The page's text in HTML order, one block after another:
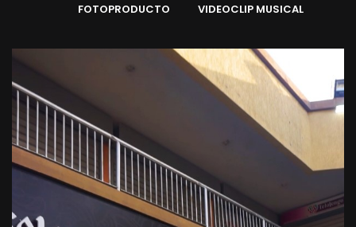
FOTOPRODUCTO
VIDEOCLIP MUSICAL